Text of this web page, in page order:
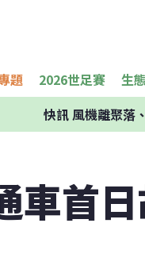
題 2026世足賽 生
快訊風機離聚落
車首